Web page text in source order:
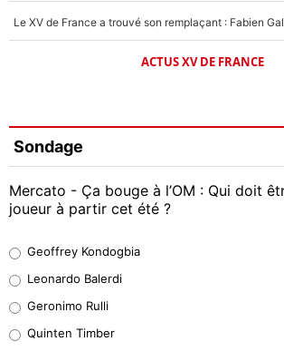
ACTUS XV DE FRANCE
Sondage
Mercato - Ça bouge à l’OM : Qui doit
joueur à partir cet été ?
38%
32%
Geoffrey Kondogbia
Leonardo Balerdi
Geronimo Rulli
Quinten Timber